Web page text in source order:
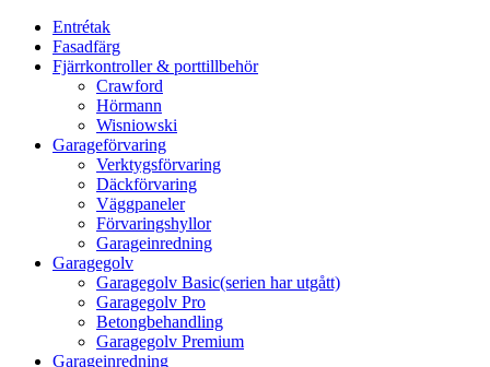
Entrétak
Fasadfärg
Fjärrkontroller & porttillbehör
Crawford
Hörmann
Wisniowski
Garageförvaring
Verktygsförvaring
Däckförvaring
Väggpaneler
Förvaringshyllor
Garageinredning
Garagegolv
Garagegolv Basic(serien har utgått)
Garagegolv Pro
Betongbehandling
Garagegolv Premium
Garageinredning